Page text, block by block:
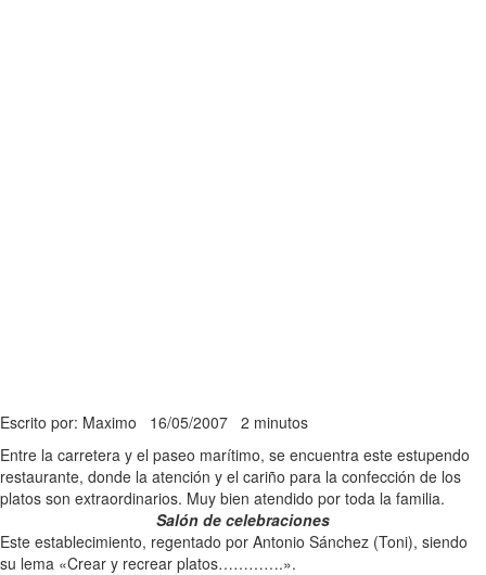
Escrito por: Maximo 16/05/2007 2 minutos
Entre la carretera y el paseo marítimo, se encuentra este estupendo
restaurante, donde la atención y el cariño para la confección de los
platos son extraordinarios. Muy bien atendido por toda la familia.
Salón de celebraciones
Este establecimiento, regentado por Antonio Sánchez (Toni), siendo
su lema «Crear y recrear platos………….».